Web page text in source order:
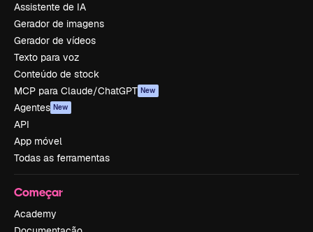
Assistente de IA
Gerador de imagens
Gerador de vídeos
Texto para voz
Conteúdo de stock
MCP para Claude/ChatGPT New
Agentes New
API
App móvel
Todas as ferramentas
Começar
Academy